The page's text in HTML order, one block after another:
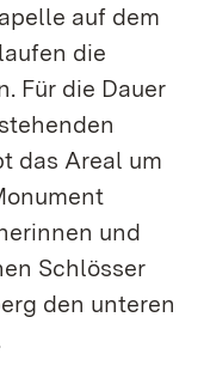
auf dem
die
Für die Dauer
das Areal um
und
Schlösser
den unteren